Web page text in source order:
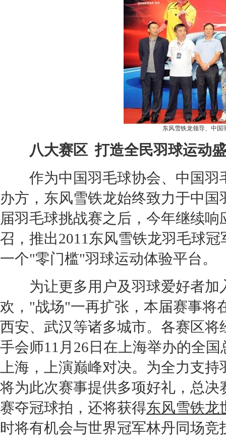
东风雪铁龙领导、中国
八大赛区 打造全民羽球运动
作为中国羽毛球协会、中国羽
办方， 东风雪铁龙始终致力于中国
届羽毛球挑战赛之后，今年继续
召，推出2011 东风雪铁龙羽毛球冠
一个"零门槛"羽球运动体验平台。
为让更多用户及羽球爱好者加
欢，"战场"一再扩张，本届赛事将
西安、武汉等诸多城市。各赛区
手会师11月26日在上海举办的全
上海，上演巅峰对决。为全力支
将为此次赛事提供多项好礼，总
赛夺冠球拍，还将获得东风雪铁龙
时将有机会与世界冠军林丹同场竞